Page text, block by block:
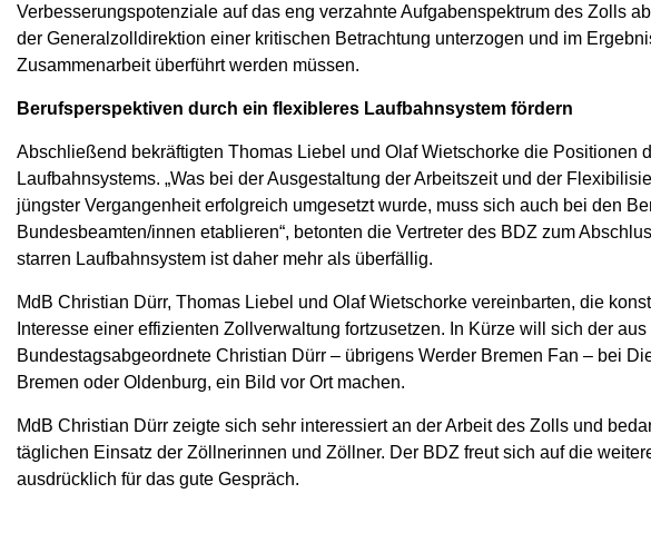
Verbesserungspotenziale auf das eng verzahnte Aufgabenspektrum des Zolls
der Generalzolldirektion einer kritischen Betrachtung unterzogen und im
Zusammenarbeit überführt werden müssen.
Berufsperspektiven durch ein flexibleres Laufbahnsystem fördern
Abschließend bekräftigten Thomas Liebel und Olaf Wietschorke die Positionen
Laufbahnsystems. „Was bei der Ausgestaltung der Arbeitszeit und der
jüngster Vergangenheit erfolgreich umgesetzt wurde, muss sich auch bei den
Bundesbeamten/innen etablieren“, betonten die Vertreter des BDZ zum
starren Laufbahnsystem ist daher mehr als überfällig.
MdB Christian Dürr, Thomas Liebel und Olaf Wietschorke vereinbarten, die
Interesse einer effizienten Zollverwaltung fortzusetzen. In Kürze will sich der
Bundestagsabgeordnete Christian Dürr – übrigens Werder Bremen Fan – bei
Bremen oder Oldenburg, ein Bild vor Ort machen.
MdB Christian Dürr zeigte sich sehr interessiert an der Arbeit des Zolls und
täglichen Einsatz der Zöllnerinnen und Zöllner. Der BDZ freut sich auf die
ausdrücklich für das gute Gespräch.